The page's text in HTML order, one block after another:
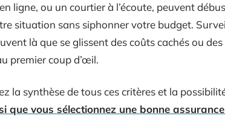
ligne, ou un courtier à l’écoute, peuvent
situation sans siphonner votre budget.
là que se glissent des coûts cachés ou
premier coup d’œil.
la synthèse de tous ces critères et la
que vous sélectionnez une bonne